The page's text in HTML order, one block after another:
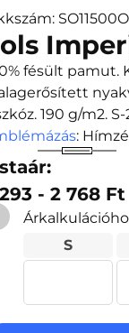
fésült pamut.
190 g/m2.
:
- 2 768 Ft
S